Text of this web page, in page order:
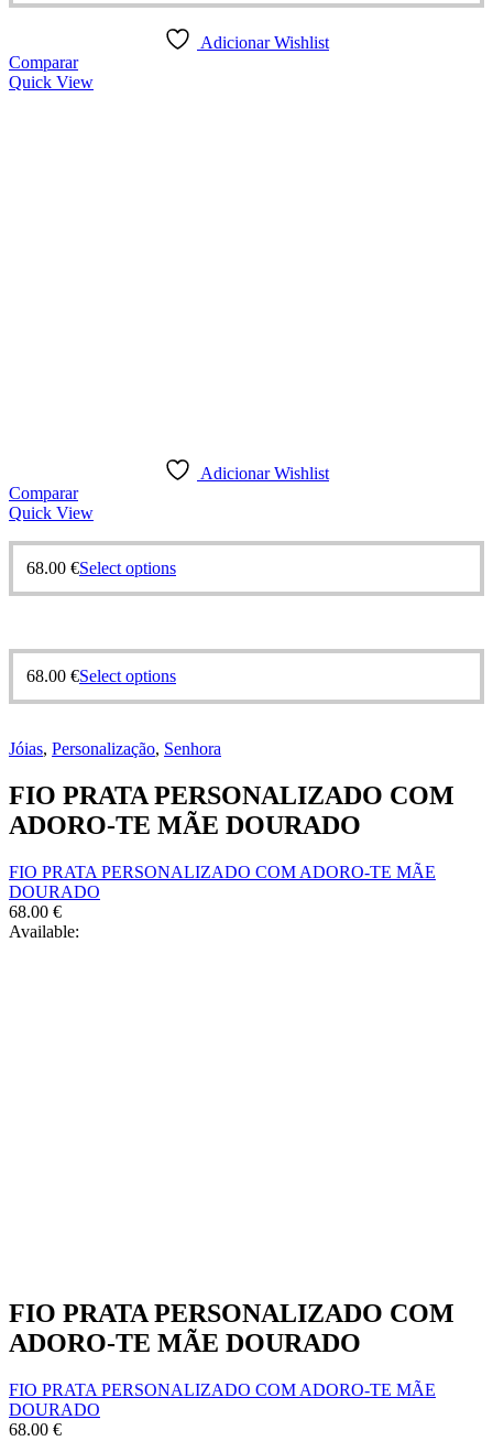
Adicionar Wishlist
Comparar
Quick View
Adicionar Wishlist
Comparar
Quick View
68.00 €Select options
68.00 €Select options
Jóias, Personalização, Senhora
FIO PRATA PERSONALIZADO COM
ADORO-TE MÃE DOURADO
FIO PRATA PERSONALIZADO COM ADORO-TE MÃE
DOURADO
68.00 €
Available:
FIO PRATA PERSONALIZADO COM
ADORO-TE MÃE DOURADO
FIO PRATA PERSONALIZADO COM ADORO-TE MÃE
DOURADO
68.00 €